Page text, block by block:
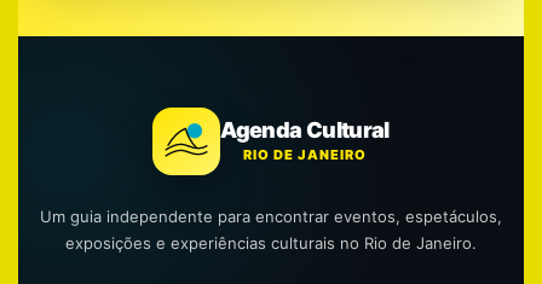
Agenda Cultural
RIO DE JANEIRO
Um guia independente para encontrar eventos, espetáculos,
exposições e experiências culturais no Rio de Janeiro.